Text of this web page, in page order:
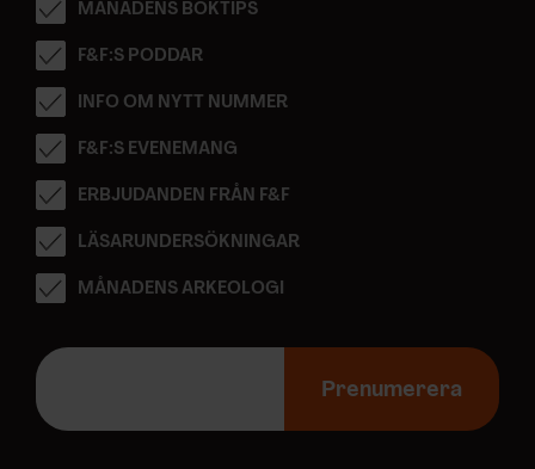
MÅNADENS BOKTIPS
F&F:S PODDAR
INFO OM NYTT NUMMER
F&F:S EVENEMANG
ERBJUDANDEN FRÅN F&F
LÄSARUNDERSÖKNINGAR
MÅNADENS ARKEOLOGI
E
p
Prenumerera